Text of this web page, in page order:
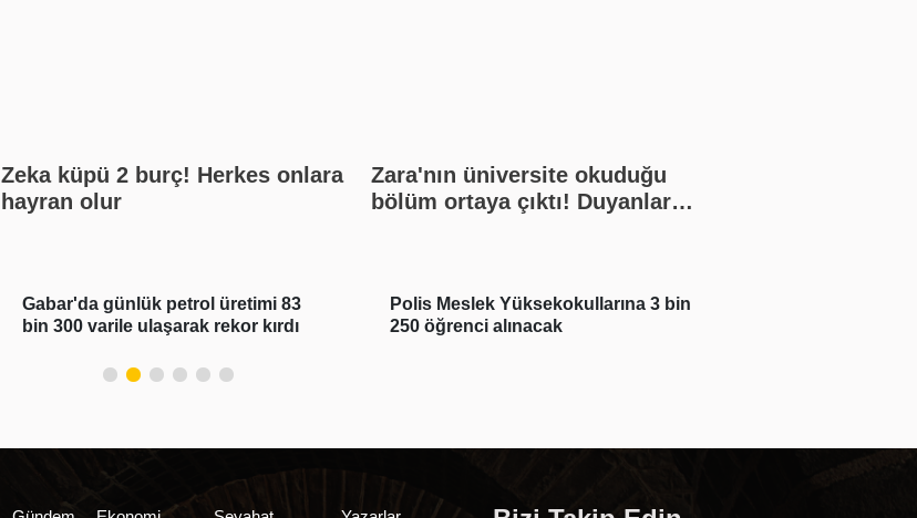
Zeka küpü 2 burç! Herkes onlara
hayran olur
Zara'nın üniversite okuduğu
bölüm ortaya çıktı! Duyanlar
Gabar'da günlük petrol üretimi 83
bin 300 varile ulaşarak rekor kırdı
Polis Meslek Yüksekokullarına 3 bin
250 öğrenci alınacak